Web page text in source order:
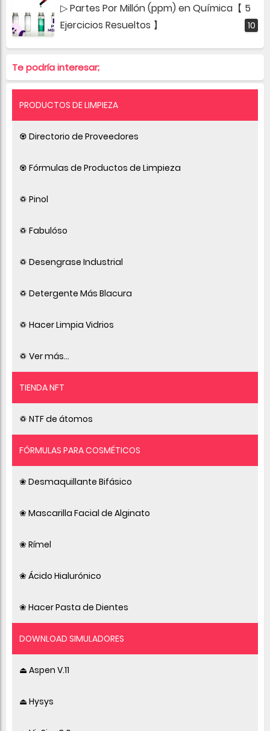
▷ Partes Por Millón (ppm) en Química【 5
Ejercicios Resueltos 】
Te podría interesar;
PRODUCTOS DE LIMPIEZA
♼ Directorio de Proveedores
♼ Fórmulas de Productos de Limpieza
♽ Pinol
♽ Fabulóso
♽ Desengrase Industrial
♽ Detergente Más Blacura
♽ Hacer Limpia Vidrios
♽ Ver más...
TIENDA NFT
♽ NTF de átomos
FÓRMULAS PARA COSMÉTICOS
❀ Desmaquillante Bifásico
❀ Mascarilla Facial de Alginato
❀ Rímel
❀ Ácido Hialurónico
❀ Hacer Pasta de Dientes
DOWNLOAD SIMULADORES
⏏ Aspen V.11
⏏ Hysys